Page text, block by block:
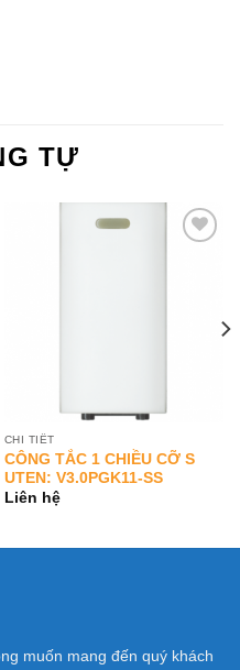
TỰ
CHI TIẾT
CÔNG TẮC 1 CHIỀU CỠ S
UTEN: V3.0PGK11-SS
Liên hệ
muốn mang đến quý khách